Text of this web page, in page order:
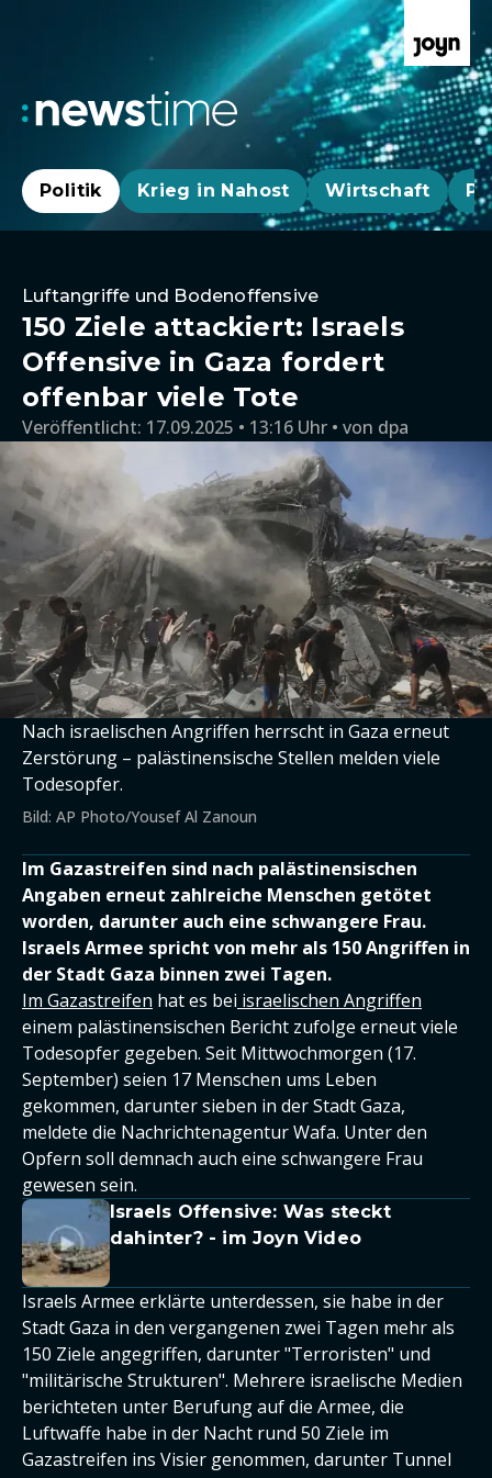
Politik Krieg in Nahost Wirtschaft
Luftangriffe und Bodenoffensive
150 Ziele attackiert: Israels
Offensive in Gaza fordert
offenbar viele Tote
Veröffentlicht: 17.09.2025 • 13:16 Uhr von dpa
Nach israelischen Angriffen herrscht in Gaza erneut
Zerstörung – palästinensische Stellen melden viele
Todesopfer.
Bild: AP Photo/Yousef Al Zanoun
Im Gazastreifen sind nach palästinensischen
Angaben erneut zahlreiche Menschen getötet
worden, darunter auch eine schwangere Frau.
Israels Armee spricht von mehr als 150 Angriffen in
der Stadt Gaza binnen zwei Tagen.
Im Gazastreifen hat es bei israelischen Angriffen
einem palästinensischen Bericht zufolge erneut viele
Todesopfer gegeben. Seit Mittwochmorgen (17.
September) seien 17 Menschen ums Leben
gekommen, darunter sieben in der Stadt Gaza,
meldete die Nachrichtenagentur Wafa. Unter den
Opfern soll demnach auch eine schwangere Frau
gewesen sein.
Israels Offensive: Was steckt
dahinter? - im Joyn Video
Israels Armee erklärte unterdessen, sie habe in der
Stadt Gaza in den vergangenen zwei Tagen mehr als
150 Ziele angegriffen, darunter "Terroristen" und
"militärische Strukturen". Mehrere israelische Medien
berichteten unter Berufung auf die Armee, die
Luftwaffe habe in der Nacht rund 50 Ziele im
Gazastreifen ins Visier genommen, darunter Tunnel